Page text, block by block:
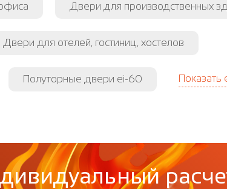
Двери для производственных
Двери для отелей, гостиниц, хостелов
Полуторные двери ei-60 Показать